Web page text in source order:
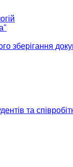
зберігання
та